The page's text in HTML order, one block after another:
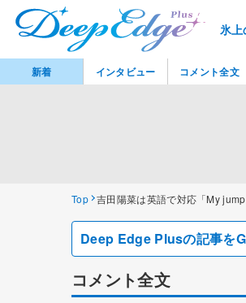
氷
Top 吉田陽菜は英語で対応「My
Deep Edge Plusの記事を
コメント全文
新着 インタビュー コメント全文